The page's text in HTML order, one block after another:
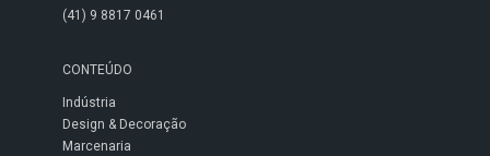
(41) 9 8817 0461
CONTEÚDO
Indústria
Design & Decoração
Marcenaria